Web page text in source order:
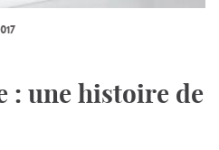
: une histoire de